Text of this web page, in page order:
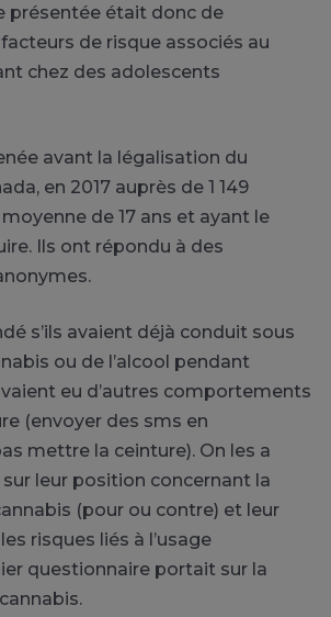
présentée était donc de
de risque associés au
chez des adolescents
avant la légalisation du
en 2017 auprès de 1 149
de 17 ans et ayant le
Ils ont répondu à des
s’ils avaient déjà conduit sous
ou de l’alcool pendant
eu d’autres comportements
(envoyer des sms en
mettre la ceinture). On les a
leur position concernant la
(pour ou contre) et leur
risques liés à l’usage
questionnaire portait sur la